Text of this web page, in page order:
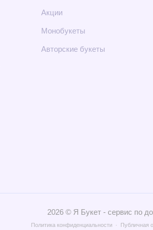
Акции
Монобукеты
Авторские букеты
2026 © Я Букет - сервис по
Политика конфиденциальности· Публичная